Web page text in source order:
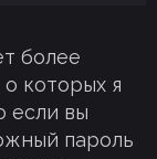
более
которых я
если вы
пароль